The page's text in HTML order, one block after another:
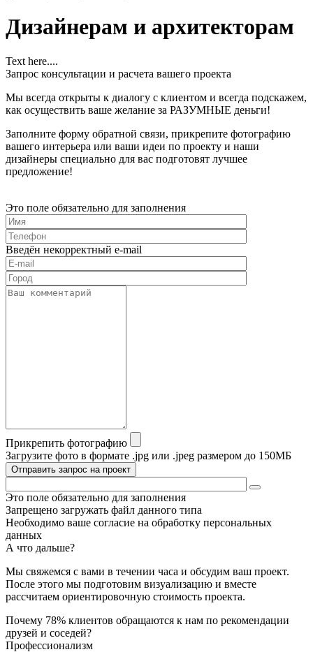
Дизайнерам и архитекторам
Text here....
Запрос консультации и расчета вашего проекта
Мы всегда открыты к диалогу с клиентом и всегда подскажем,
как осуществить ваше желание за РАЗУМНЫЕ деньги!
Заполните форму обратной связи, прикрепите фотографию
вашего интерьера или ваши идеи по проекту и наши
дизайнеры специально для вас подготовят лучшее
предложение!
Это поле обязательно для заполнения
Введён некорректный e-mail
Прикрепить фотографию
Загрузите фото в формате .jpg или .jpeg размером до 150МБ
Отправить запрос на проект
Это поле обязательно для заполнения
Запрещено загружать файл данного типа
Необходимо ваше согласие на обработку персональных
данных
А что дальше?
Мы свяжемся с вами в течении часа и обсудим ваш проект.
После этого мы подготовим визуализацию и вместе
рассчитаем ориентировочную стоимость проекта.
Почему 78% клиентов обращаются к нам по рекомендации
друзей и соседей?
Профессионализм